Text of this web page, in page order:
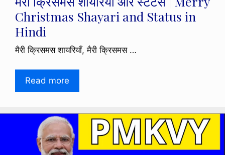
Christmas Shayari and Status in
Hindi
मैरी क्रिसमस शायरियाँ, मैरी क्रिसमस …
Read more